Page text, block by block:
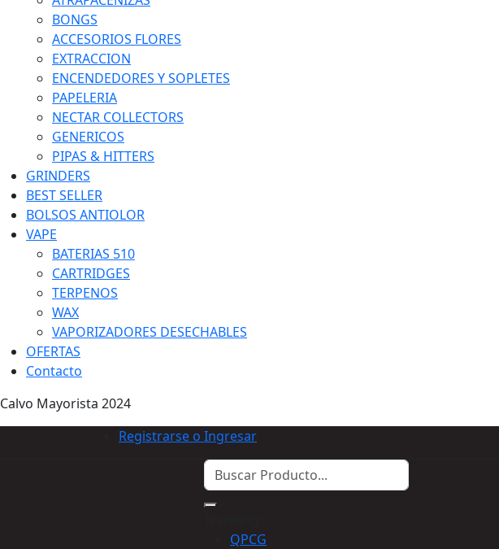
BONGS
ACCESORIOS FLORES
EXTRACCION
ENCENDEDORES Y SOPLETES
PAPELERIA
NECTAR COLLECTORS
GENERICOS
PIPAS & HITTERS
GRINDERS
BEST SELLER
BOLSOS ANTIOLOR
VAPE
BATERIAS 510
CARTRIDGES
TERPENOS
WAX
VAPORIZADORES DESECHABLES
OFERTAS
Contacto
Calvo Mayorista 2024
Registrarse o Ingresar
QPCG